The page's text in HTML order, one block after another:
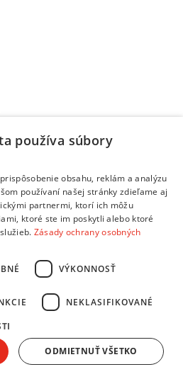
používa súbory
obsahu, reklám a analýzu
používaní našej stránky zdieľame aj
partnermi, ktorí ich môžu
ktoré ste im poskytli alebo ktoré
Zásady ochrany osobných
VÝKONNOSŤ
NEKLASIFIKOVANÉ
ODMIETNUŤ VŠETKO